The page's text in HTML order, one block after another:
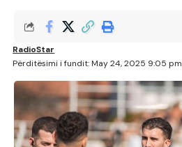
Përditësimi i fundit: May 24, 2025 9:05 pm
RadioStar